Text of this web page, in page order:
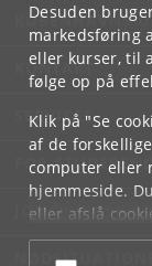
Desuden
markedsføring
eller kurser, til
følge op på
Klik på "Se
af de
computer eller
hjemmeside.
eller afslå
underCookie-
bunden af hver
KØBENHAVNS
KONTAKT
SERVICES
FOR
JOB OG